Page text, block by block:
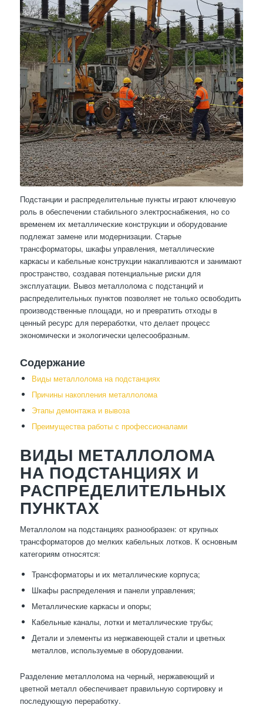
Подстанции и распределительные пункты играют ключевую
роль в обеспечении стабильного электроснабжения, но со
временем их металлические конструкции и оборудование
подлежат замене или модернизации. Старые
трансформаторы, шкафы управления, металлические
каркасы и кабельные конструкции накапливаются и занимают
пространство, создавая потенциальные риски для
эксплуатации. Вывоз металлолома с подстанций и
распределительных пунктов позволяет не только освободить
производственные площади, но и превратить отходы в
ценный ресурс для переработки, что делает процесс
экономически и экологически целесообразным.
Содержание
Виды металлолома на подстанциях
Причины накопления металлолома
Этапы демонтажа и вывоза
Преимущества работы с профессионалами
ВИДЫ МЕТАЛЛОЛОМА
НА ПОДСТАНЦИЯХ И
РАСПРЕДЕЛИТЕЛЬНЫХ
ПУНКТАХ
Металлолом на подстанциях разнообразен: от крупных
трансформаторов до мелких кабельных лотков. К основным
категориям относятся:
Трансформаторы и их металлические корпуса;
Шкафы распределения и панели управления;
Металлические каркасы и опоры;
Кабельные каналы, лотки и металлические трубы;
Детали и элементы из нержавеющей стали и цветных
металлов, используемые в оборудовании.
Разделение металлолома на черный, нержавеющий и
цветной металл обеспечивает правильную сортировку и
последующую переработку.